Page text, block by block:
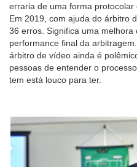
erraria de uma forma
Em 2019, com ajuda do árbitro
36 erros. Significa uma melhora
performance final da
árbitro de vídeo ainda é
pessoas de entender o
tem está louco para ter.